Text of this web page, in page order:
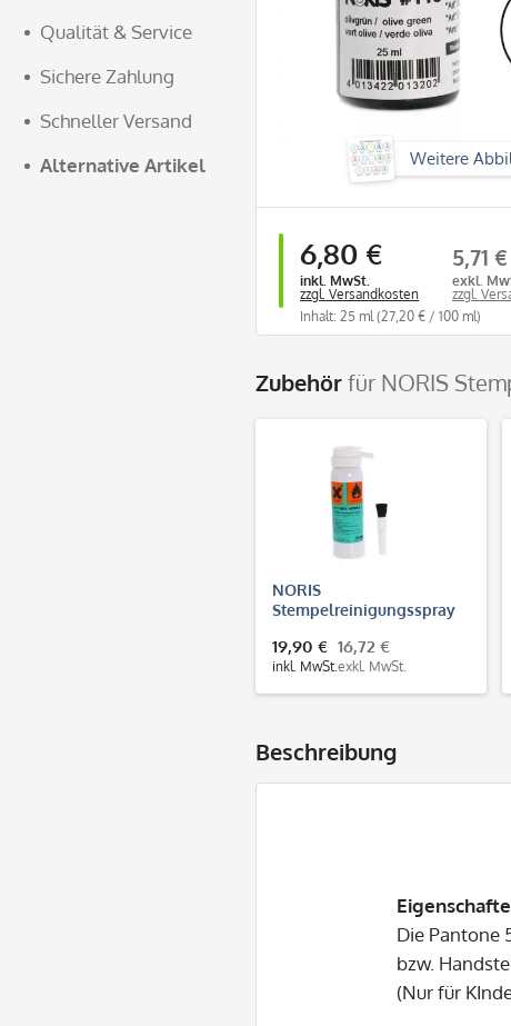
Qualität & Service
Sichere Zahlung
Schneller Versand
Alternative Artikel
Weitere
6,80 €
inkl. MwSt.
zzgl. Versandkosten
5,71 €
exkl.
zzgl.
Inhalt: 25 ml (27,20 € / 100 ml)
Zubehörfür NORIS
NORIS
Stempelreinigungsspray
19,90 €
inkl. MwSt.
16,72 €
exkl. MwSt.
Beschreibung
Die Pantone
bzw.
(Nur für